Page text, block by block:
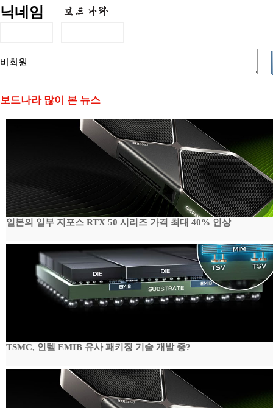
닉네임
비회원
보드나라 많이 본 뉴스
일본의 일부 지포스 RTX 50 시리즈 가격 최대 40% 인상
TSMC, 인텔 EMIB 유사 패키징 기술 개발 중?